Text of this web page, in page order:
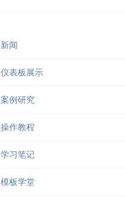
新闻
仪表板展示
案例研究
操作教程
学习笔记
模板学堂